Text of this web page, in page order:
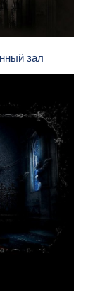
зал